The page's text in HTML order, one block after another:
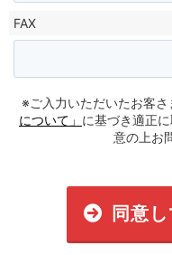
FAX
※ご入力いただいたお客さ
について」 に基づき適正
意の上お
同意